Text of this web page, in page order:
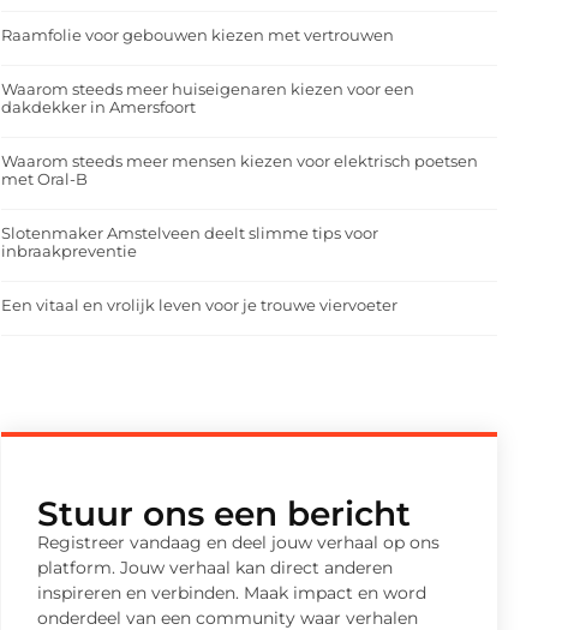
Raamfolie voor gebouwen kiezen met vertrouwen
Waarom steeds meer huiseigenaren kiezen voor een
dakdekker in Amersfoort
Waarom steeds meer mensen kiezen voor elektrisch poetsen
met Oral-B
Slotenmaker Amstelveen deelt slimme tips voor
inbraakpreventie
Een vitaal en vrolijk leven voor je trouwe viervoeter
Stuur ons een bericht
Registreer vandaag en deel jouw verhaal op ons
platform. Jouw verhaal kan direct anderen
inspireren en verbinden. Maak impact en word
onderdeel van een community waar verhalen